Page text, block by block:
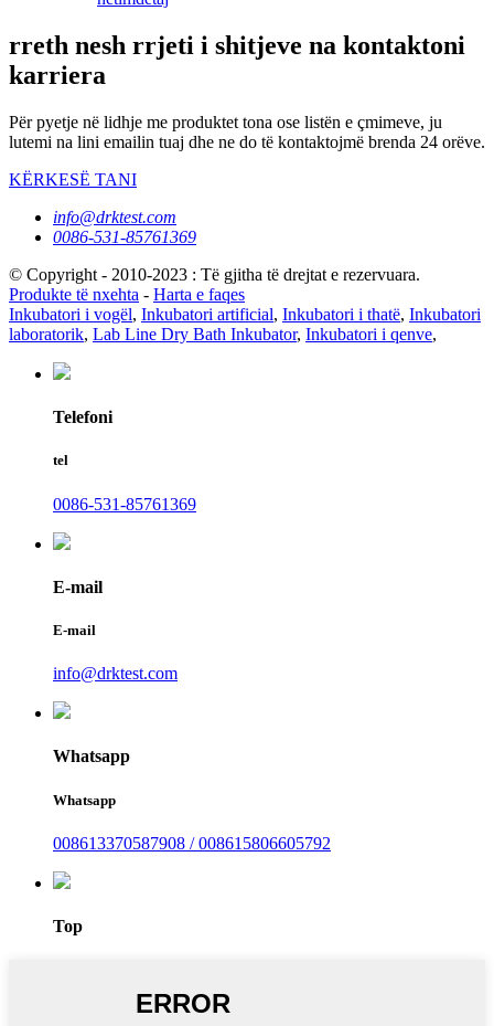
rreth nesh rrjeti i shitjeve na kontaktoni
karriera
Për pyetje në lidhje me produktet tona ose listën e çmimeve, ju
lutemi na lini emailin tuaj dhe ne do të kontaktojmë brenda 24 orëve.
KËRKESË TANI
info@drktest.com
0086-531-85761369
© Copyright - 2010-2023 : Të gjitha të drejtat e rezervuara.
Produkte të nxehta - Harta e faqes
Inkubatori i vogël, Inkubatori artificial, Inkubatori i thatë, Inkubatori
laboratorik, Lab Line Dry Bath Inkubator, Inkubatori i qenve,
Telefoni
tel
0086-531-85761369
E-mail
E-mail
info@drktest.com
Whatsapp
Whatsapp
008613370587908 / 008615806605792
Top